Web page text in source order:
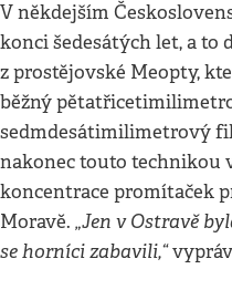
V někdejším
konci šedesátých let, a
z prostějovské Meopty,
běžný
sedmdesátimilimetrový
nakonec touto technikou
koncentrace promítaček
Moravě. „Jen v Ostravě
se horníci zabavili,“